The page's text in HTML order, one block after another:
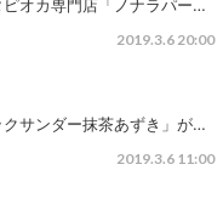
オカ専門店「ノナラパー…
2019.3.6 20:00
サンダー抹茶あずき」が…
2019.3.6 11:00